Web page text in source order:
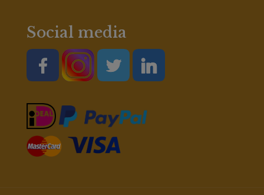
Social media